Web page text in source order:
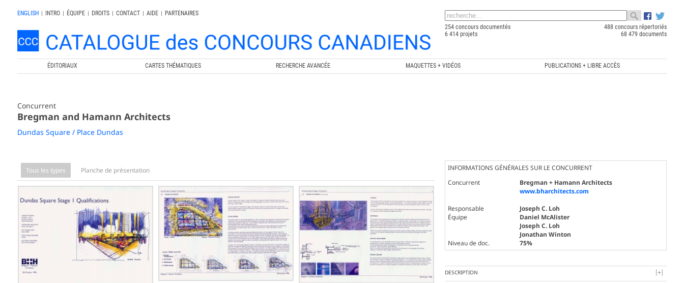
ENGLISH | INTRO | ÉQUIPE | DROITS | CONTACT | AIDE |
PARTENAIRES
254 concours documentés
488 concours répertoriés
6 414 projets
68 479 documents
ÉDITORIAUX CARTES THÉMATIQUES RECHERCHE AVANCÉE MAQUETTES + VIDÉOS PUBLICATIONS + LIBRE ACCÈS
Concurrent
Bregman and Hamann Architects
Dundas Square / Place Dundas
Tous les types Planche de présentation
INFORMATIONS GÉNÉRALES SUR LE CONCURRENT
Concurrent
Bregman + Hamann Architects
www.bharchitects.com
Responsable
Joseph C. Loh
Équipe
Daniel McAlister
Joseph C. Loh
Jonathan Winton
Niveau de doc.
75%
DESCRIPTION